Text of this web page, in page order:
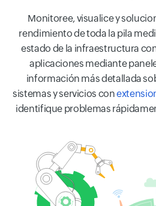
Monitoree, visualice y
rendimiento de toda la pila
estado de la infraestructura
aplicaciones mediante
información más detallada
sistemas y servicios con
identifique problemas